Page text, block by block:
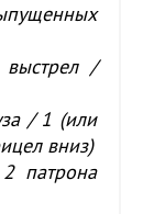
/
/ 1 (или
вниз)
патрона